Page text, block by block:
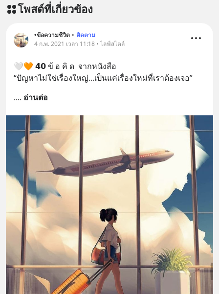
โพสต์ที่เกี่ยวข้อง
•ข้อความชีวิต • ติดตาม
4 ก.พ. 2021 เวลา 11:18 • ไลฟ์สไตล์
🤍🧡 𝟰𝟬 ข้ อ คิ ด  จากหนังสือ
“ปัญหาไม่ใช่เรื่องใหญ่...เป็นแค่เรื่องใหม่ที่เราต้องเจอ”
.... อ่านต่อ